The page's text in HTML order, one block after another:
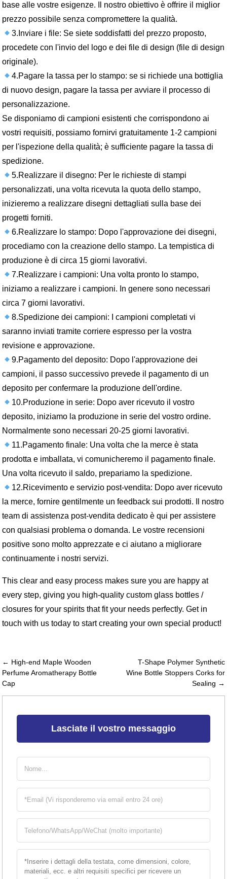
base alle vostre esigenze. Il nostro obiettivo è offrire il miglior
prezzo possibile senza compromettere la qualità.
3.Inviare i file: Se siete soddisfatti del prezzo proposto,
procedete con l'invio del logo e dei file di design (file di design
originale).
4.Pagare la tassa per lo stampo: se si richiede una bottiglia
di nuovo design, pagare la tassa per avviare il processo di
personalizzazione.
Se disponiamo di campioni esistenti che corrispondono ai
vostri requisiti, possiamo fornirvi gratuitamente 1-2 campioni
per l'ispezione della qualità; è sufficiente pagare la tassa di
spedizione.
5.Realizzare il disegno: Per le richieste di stampi
personalizzati, una volta ricevuta la quota dello stampo,
inizieremo a realizzare disegni dettagliati sulla base dei
progetti forniti.
6.Realizzare lo stampo: Dopo l'approvazione dei disegni,
procediamo con la creazione dello stampo. La tempistica di
produzione è di circa 15 giorni lavorativi.
7.Realizzare i campioni: Una volta pronto lo stampo,
iniziamo a realizzare i campioni. In genere sono necessari
circa 7 giorni lavorativi.
8.Spedizione dei campioni: I campioni completati vi
saranno inviati tramite corriere espresso per la vostra
revisione e approvazione.
9.Pagamento del deposito: Dopo l'approvazione dei
campioni, il passo successivo prevede il pagamento di un
deposito per confermare la produzione dell'ordine.
10.Produzione in serie: Dopo aver ricevuto il vostro
deposito, iniziamo la produzione in serie del vostro ordine.
Normalmente sono necessari 20-25 giorni lavorativi.
11.Pagamento finale: Una volta che la merce è stata
prodotta e imballata, vi comunicheremo il pagamento finale.
Una volta ricevuto il saldo, prepariamo la spedizione.
12.Ricevimento e servizio post-vendita: Dopo aver ricevuto
la merce, fornire gentilmente un feedback sui prodotti. Il nostro
team di assistenza post-vendita dedicato è qui per assistere
con qualsiasi problema o domanda. Le vostre recensioni
positive sono molto apprezzate e ci aiutano a migliorare
continuamente i nostri servizi.
This clear and easy process makes sure you are happy at
every step, giving you high-quality custom glass bottles /
closures for your spirits that fit your needs perfectly. Get in
touch with us today to start creating your own special product!
← High-end Maple Wooden
Perfume Aromatherapy Bottle
Cap
T-Shape Polymer Synthetic
Wine Bottle Stoppers Corks for
Sealing →
Lasciate il vostro messaggio